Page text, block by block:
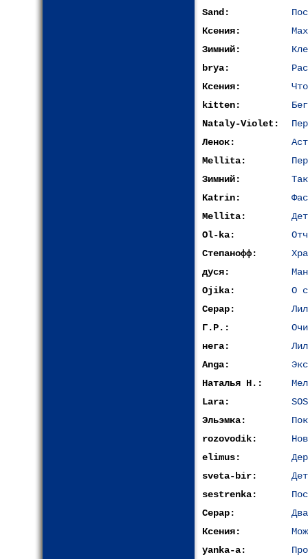
Sand:
Ксения:
Зимний:
brya:
Ксения:
kitten:
Nataly-Violet:
Ленок:
Mellita:
Зимний:
Katrin:
Mellita:
Ol-ka:
Степанофф:
дуся:
Ojika:
О
Серар:
Г.Р.:
нега:
Anga:
Наталья Н.:
Lara:
Эльэмка:
rozovodik:
elimus:
sveta-bir:
sestrenka:
Серар:
Ксения:
yanka-a: